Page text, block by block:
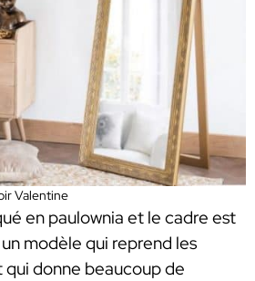
Valentine
en paulownia et le cadre est
modèle qui reprend les
qui donne beaucoup de